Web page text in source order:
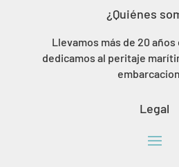
¿Quiénes
Llevamos más de 20
dedicamos al peritaje
Legal